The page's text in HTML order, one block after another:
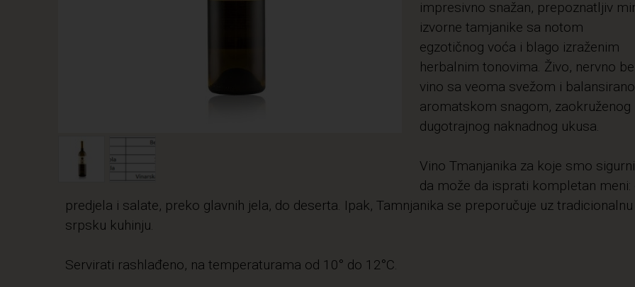
impresivno snažan, prepoznatljiv
izvorne tamjanike sa notom
egzotičnog voća i blago izraženim
herbalnim tonovima. Živo, nervno
vino sa veoma svežom i
aromatskom snagom, zaokruženog
dugotrajnog naknadnog ukusa.
Vino Tmanjanika za koje smo sigurni
da može da isprati kompletan meni:
predjela i salate, preko glavnih jela, do deserta. Ipak, Tamnjanika se preporučuje uz tradicionalnu
srpsku kuhinju.
Servirati rashlađeno, na temperaturama od 10° do 12°C.